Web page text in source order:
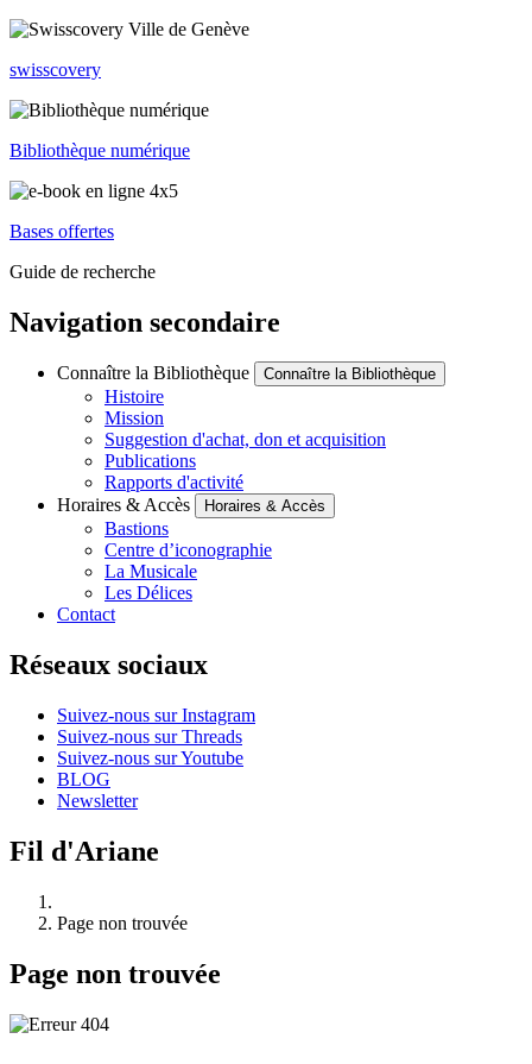
swisscovery
Bibliothèque numérique
Bases offertes
Guide de recherche
Navigation secondaire
Connaître la Bibliothèque Connaître la Bibliothèque
Histoire
Mission
Suggestion d'achat, don et acquisition
Publications
Rapports d'activité
Horaires & Accès
Horaires & Accès
Bastions
Centre d’iconographie
La Musicale
Les Délices
Contact
Réseaux sociaux
Suivez-nous sur Instagram
Suivez-nous sur Threads
Suivez-nous sur Youtube
BLOG
Newsletter
Fil d'Ariane
Page non trouvée
Page non trouvée